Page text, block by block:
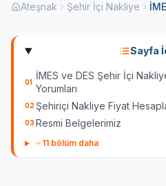
Ateşnak Şehir İçi Nakliye
Sayfa
01
İMES ve DES Şehir İçi
Yorumları
02 Şehiriçi Nakliye Fiyat
03Resmi Belgelerimiz
11bölüm daha